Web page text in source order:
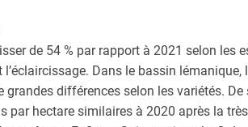
de 54 % par rapport à 2021 selon les
Dans le bassin lémanique,
différences selon les variétés. De
par hectare similaires à 2020 après la